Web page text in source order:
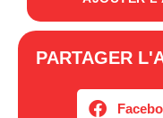
PARTAGER